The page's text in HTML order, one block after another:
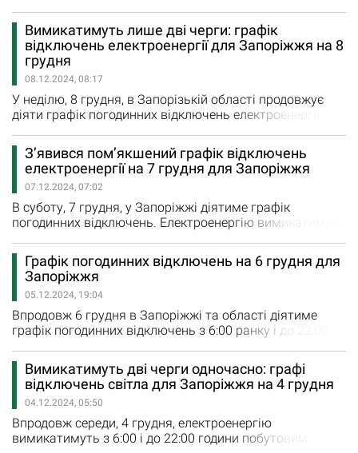
одну чергу споживачів, повідомили у
«Запоріжжяобленерго». Наразі діє наступний графік:
Черга 3: 10:00 – 13:00; Черга 4: 13:00 – 16:00; Черга 5:
16:00 – 19:00; Черга 6: 08:00 –…
Вимикатимуть лише дві черги: графік
відключень електроенергії для Запоріжжя на 8
грудня
08.12.2024, 08:17
У неділю, 8 грудня, в Запорізькій області продовжує
діяти графік погодинних відключень електроенергії.
черги споживачів з 14:00 до 18:00 години Як
повідомили у «Запоріжжяобленерго», сьогодні діятиме
наступний графік. Черга 1: 14:00 – 16:00; Черга 3: 16:00
– 18:00. Адреси для…
З’явився пом’якшений графік відключень
електроенергії на 7 грудня для Запоріжжя
07.12.2024, 07:02
В суботу, 7 грудня, у Запоріжжі діятиме графік
погодинних відключень. Електроенергію вимикатимуть
чергу побутових споживачів. За даними
«Запоріжжяобленерго» у суботу діятиме наступний
графік: Черга 2: 09:00 – 13:00; Черга 5: 13:00 – 16:00;
Черга 6: 16:00 – 20:00. Адреси…
Графік погодинних відключень на 6 грудня для
Запоріжжя
05.12.2024, 19:04
Впродовж 6 грудня в Запоріжжі та області діятиме
графік погодинних відключень з 6:00 ранку і до 22:00
черги споживачів одночасно. Як повідомили у
«Запоріжжяобленерго», у п’ятницю діятиме наступний
графік відключень для побутових споживачів: Черга 1:
06:00 – 09:00, 15:00 - 18:00; Черга 2:…
Вимикатимуть дві черги одночасно: графі
відключень світла для Запоріжжя на 4 грудня
04.12.2024, 05:50
Впродовж середи, 4 грудня, електроенергію
вимикатимуть з 6:00 і до 22:00 години побутовим